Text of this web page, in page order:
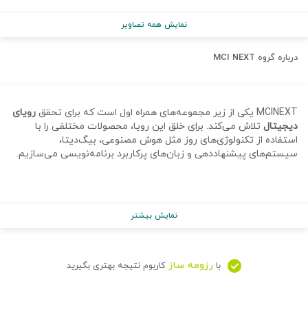
نمایش همه تصاویر
درباره گروه MCI NEXT
MCINEXT یکی از زیر مجموعه‌های همراه اول است که برای تحقق
رویای
دیجیتال تلاش می‌کند. برای خلق این رویا، محصولات مختلفی را با
استفاده از تکنولوژی‌های روز مثل هوش مصنوعی، بیگ‌دیتا،
سیستم‌های پیشنهاددهی و زبان‌های پرکاربرد برنامه‌نویسی می‌سازیم.
نمایش بیشتر
با رزومه ساز کاربوم نتیجه بهتری بگیرید